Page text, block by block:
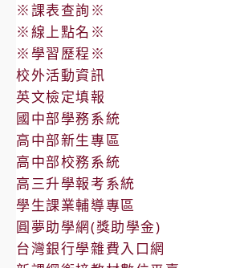
為
彰
化
縣
及
臺
中
市
高
三
學
※課表查詢※
※線上點名※
※學習歷程※
校外活動資訊
英文檢定填報
國中部學務系統
高中部新生專區
高中部校務系統
高三升學報考系統
學生課業輔導專區
圓夢助學網(獎助學金)
台灣銀行學雜費入口網